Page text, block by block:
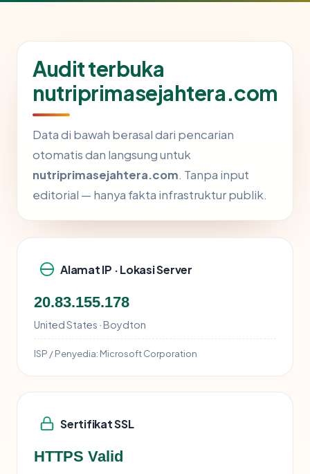
Audit terbuka
nutriprimasejahtera.com
Data di bawah berasal dari pencarian
otomatis dan langsung untuk
nutriprimasejahtera.com. Tanpa input
editorial — hanya fakta infrastruktur publik.
Alamat IP · Lokasi Server
20.83.155.178
United States · Boydton
ISP / Penyedia: Microsoft Corporation
Sertifikat SSL
HTTPS Valid